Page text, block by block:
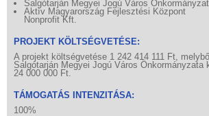
Salgótarján Megyei Jogú Város
Aktív Magyarország Fejlesztési Központ
Nonprofit Kft.
PROJEKT KÖLTSÉGVETÉSE:
A projekt költségvetése 1 242 414 111 Ft,
Salgótarján Megyei Jogú Város Önkormányzata
24 000 000 Ft.
TÁMOGATÁS INTENZITÁSA:
100%